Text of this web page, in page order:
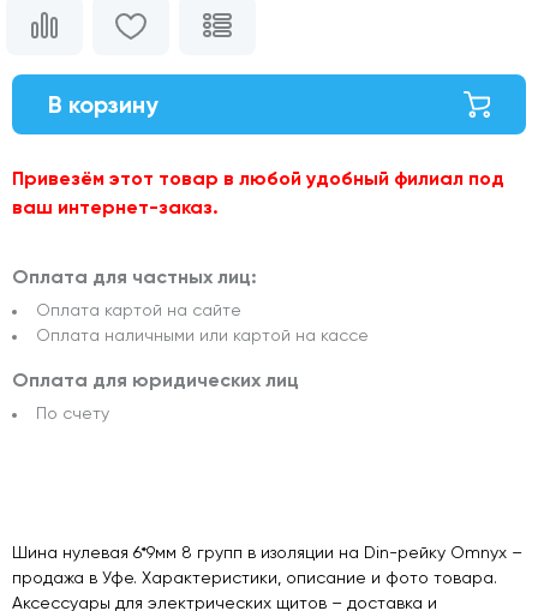
В корзину
Привезём этот товар в любой удобный филиал под
ваш интернет-заказ.
Оплата для частных лиц:
Оплата картой на сайте
Оплата наличными или картой на кассе
Оплата для юридических лиц
По счету
Шина нулевая 6*9мм 8 групп в изоляции на Din-рейку Omnyx –
продажа в Уфе. Характеристики, описание и фото товара.
Аксессуары для электрических щитов – доставка и